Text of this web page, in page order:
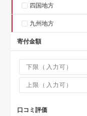
四国地方
九州地方
寄付金額
口コミ評価